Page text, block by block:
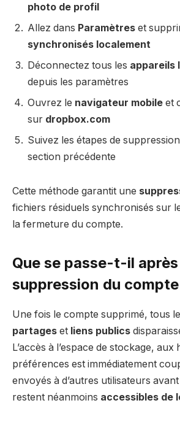
photo de profil
Allez dans Paramètres et
synchronisés localement
Déconnectez tous les appareils
depuis les paramètres
Ouvrez le navigateur mobile et
sur dropbox.com
Suivez les étapes de
section précédente
Cette méthode garantit une
fichiers résiduels synchronisés sur
la fermeture du compte.
Que se passe-t-il
suppression du
Une fois le compte supprimé, tous
partages et liens publics
L’accès à l’espace de stockage,
préférences est immédiatement
envoyés à d’autres utilisateurs
restent néanmoins accessibles de